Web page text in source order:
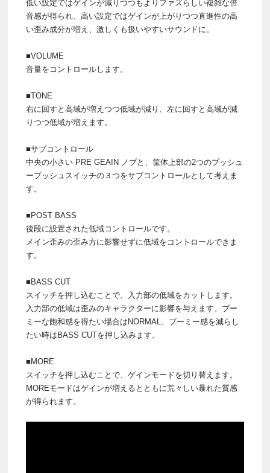
低い設定ではゲインが減りつつもよりファズらしい複雑な倍
音感が得られ、高い設定ではゲインが上がりつつ直進性の高
い歪み成分が増え、激しくも扱いやすいサウンドに。
■VOLUME
音量をコントロールします。
■TONE
右に回すと高域が増えつつ低域が減り、左に回すと高域が減
りつつ低域が増えます。
■サブコントロール
中央の小さい PRE GEAIN ノブと、筐体上部の2つのプッシュ
ープッシュスイッチの３つをサブコントロールとして考えま
す。
■POST BASS
後段に設置された低域コントロールです。
メイン歪みの歪み方に影響せずに低域をコントロールできま
す。
■BASS CUT
スイッチを押し込むことで、入力部の低域をカットします。
入力部の低域は歪みのキャラクターに影響を与えます。ブー
ミーな飽和感を得たい場合はNORMAL、ブーミー感を減らし
たい時はBASS CUTを押し込みます。
■MORE
スイッチを押し込むことで、ゲインモードを切り替えます。
MOREモードはゲインが増えるとともに荒々しい暴れた質感
が得られます。